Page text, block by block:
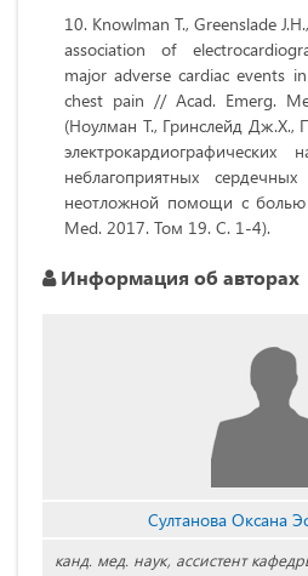
Knowlman T., Greenslade
association of
major adverse cardiac events
chest pain // Acad. Emerg.
(Ноулман Т., Гринслейд Дж.Х.,
неблагоприятных
неотложной помощи с
Med. 2017. Том 19. С. 1-4).
Информация об авторах
Султанова Оксана
канд. мед. наук, ассистент